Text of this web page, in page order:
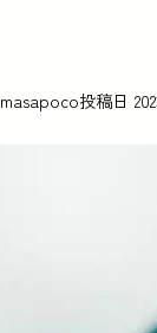
masapoco投稿日